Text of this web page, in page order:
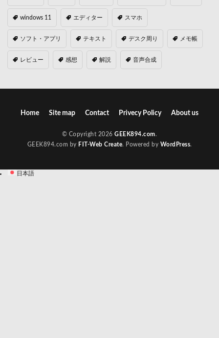
windows 11 エディター スマホ
ソフト・アプリ テキスト デスク周り メモ帳
レビュー 感想 解説 音声合成
Home Site map Contact Privecy Policy About us
© Copyright 2026GEEK894.com.
GEEK894.com by FIT-Web Create. Powered by WordPress.
日本語